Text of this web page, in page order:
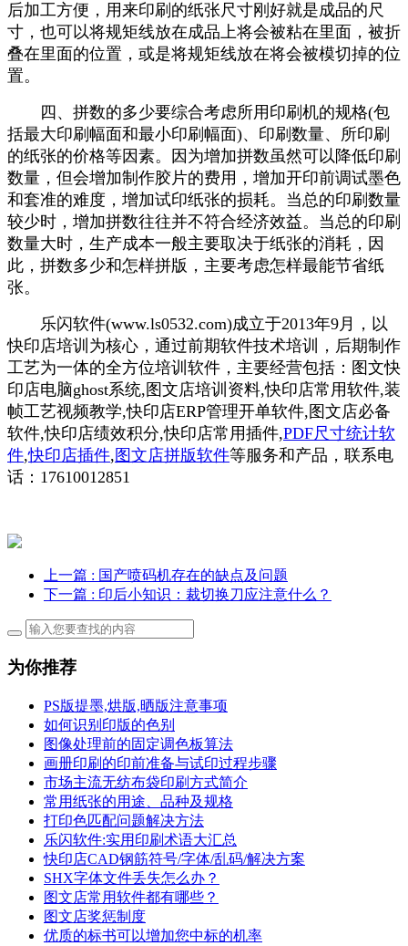
后加工方便，用来印刷的纸张尺寸刚好就是成品的尺
寸，也可以将规矩线放在成品上将会被粘在里面，被折
叠在里面的位置，或是将规矩线放在将会被模切掉的位
置。
四、拼数的多少要综合考虑所用印刷机的规格(包
括最大印刷幅面和最小印刷幅面)、印刷数量、所印刷
的纸张的价格等因素。因为增加拼数虽然可以降低印刷
数量，但会增加制作胶片的费用，增加开印前调试墨色
和套准的难度，增加试印纸张的损耗。当总的印刷数量
较少时，增加拼数往往并不符合经济效益。当总的印刷
数量大时，生产成本一般主要取决于纸张的消耗，因
此，拼数多少和怎样拼版，主要考虑怎样最能节省纸
张。
乐闪软件(www.ls0532.com)成立于2013年9月，以
快印店培训为核心，通过前期软件技术培训，后期制作
工艺为一体的全方位培训软件，主要经营包括：图文快
印店电脑ghost系统,图文店培训资料,快印店常用软件,装
帧工艺视频教学,快印店ERP管理开单软件,图文店必备
软件,快印店绩效积分,快印店常用插件,PDF尺寸统计软
件,快印店插件, 图文店拼版软件等服务和产品，联系电
话：17610012851
上一篇 : 国产喷码机存在的缺点及问题
下一篇 : 印后小知识：裁切换刀应注意什么？
为你推荐
PS版提墨,烘版,晒版注意事项
如何识别印版的色别
图像处理前的固定调色板算法
画册印刷的印前准备与试印过程步骤
市场主流无纺布袋印刷方式简介
常用纸张的用途、品种及规格
打印色匹配问题解决方法
乐闪软件:实用印刷术语大汇总
快印店CAD钢筋符号/字体/乱码/解决方案
SHX字体文件丢失怎么办？
图文店常用软件都有哪些？
图文店奖惩制度
优质的标书可以增加您中标的机率